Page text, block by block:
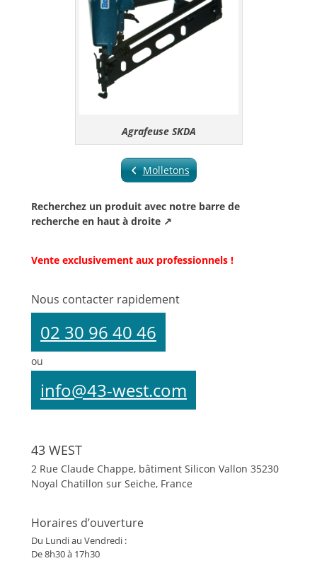
Agrafeuse SKDA
Molletons
Recherchez un produit avec notre barre de
recherche en haut à droite ↗
Vente exclusivement aux professionnels !
Nous contacter rapidement
02 30 96 40 46
ou
info@43-west.com
43 WEST
2 Rue Claude Chappe, bâtiment Silicon Vallon 35230
Noyal Chatillon sur Seiche, France
Horaires d’ouverture
Du Lundi au Vendredi :
De 8h30 à 17h30